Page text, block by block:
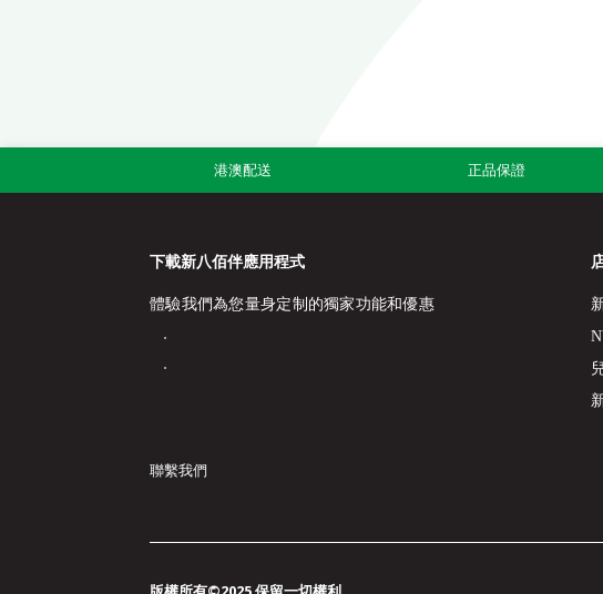
港澳配送 正品保證
下載新八佰伴應用程式
體驗我們為您量身定制的獨家功能和優惠
聯繫我們